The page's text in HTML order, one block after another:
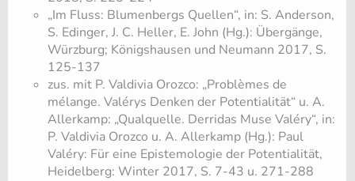
„Im Fluss: Blumenbergs Quellen“, in: S. Anderson,
S. Edinger, J. C. Heller, E. John (Hg.): Übergänge,
Würzburg; Königshausen und Neumann 2017, S.
125-137
zus. mit P. Valdivia Orozco: „Problèmes de
mélange. Valérys Denken der Potentialität“ u. A.
Allerkamp: „Qualquelle. Derridas Muse Valéry“, in:
P. Valdivia Orozco u. A. Allerkamp (Hg.): Paul
Valéry: Für eine Epistemologie der Potentialität,
Heidelberg: Winter 2017, S. 7-43 u. 271-288